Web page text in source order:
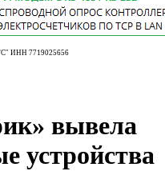
ИНН 7719025656
вывела
устройства